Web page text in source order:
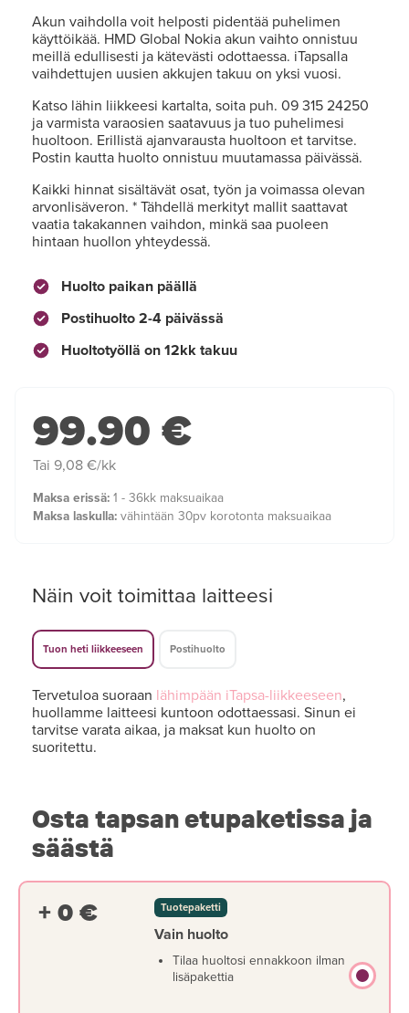
Akun vaihdolla voit helposti pidentää puhelimen
käyttöikää. HMD Global Nokia akun vaihto onnistuu
meillä edullisesti ja kätevästi odottaessa. iTapsalla
vaihdettujen uusien akkujen takuu on yksi vuosi.
Katso lähin liikkeesi kartalta, soita puh. 09 315 24250
ja varmista varaosien saatavuus ja tuo puhelimesi
huoltoon. Erillistä ajanvarausta huoltoon et tarvitse.
Postin kautta huolto onnistuu muutamassa päivässä.
Kaikki hinnat sisältävät osat, työn ja voimassa olevan
arvonlisäveron. * Tähdellä merkityt mallit saattavat
vaatia takakannen vaihdon, minkä saa puoleen
hintaan huollon yhteydessä.
Huolto paikan päällä
Postihuolto 2-4 päivässä
Huoltotyöllä on 12kk takuu
99.90 €
Tai 9,08 €/kk
Maksa erissä: 1 - 36kk maksuaikaa
Maksa laskulla: vähintään 30pv korotonta maksuaikaa
Näin voit toimittaa laitteesi
Tuon heti liikkeeseen Postihuolto
Tervetuloa suoraan lähimpään iTapsa-liikkeeseen,
huollamme laitteesi kuntoon odottaessasi. Sinun ei
tarvitse varata aikaa, ja maksat kun huolto on
suoritettu.
Osta tapsan etupaketissa ja
säästä
+ 0 € Tuotepaketti
Vain huolto
Tilaa huoltosi ennakkoon ilman
lisäpakettia